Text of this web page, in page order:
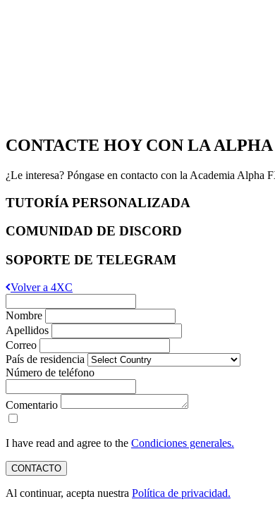
CONTACTE HOY CON LA
¿Le interesa? Póngase en contacto con la Academia Alpha
TUTORÍA PERSONALIZADA
COMUNIDAD DE DISCORD
SOPORTE DE TELEGRAM
Volver a 4XC
Nombre
Apellidos
Correo
País de residencia
Número de teléfono
Comentario
I have read and agree to the Condiciones generales.
CONTACTO
Al continuar, acepta nuestra Política de privacidad.